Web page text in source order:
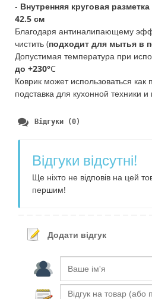
- Внутренняя круговая
42.5 см
Благодаря антиналипающему
чистить (подходит для мытья в
Допустимая температура при
до +230°C
Коврик может использоваться как
подставка для кухонной техники
Відгуки (0)
Відгуки відсутні!
Ще ніхто не відповів на цей
першим!
Додати відгук